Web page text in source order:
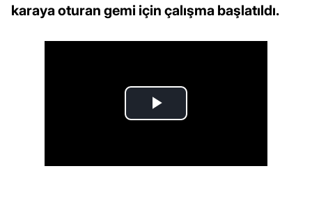
karaya oturan gemi için çalışma başlatıldı.